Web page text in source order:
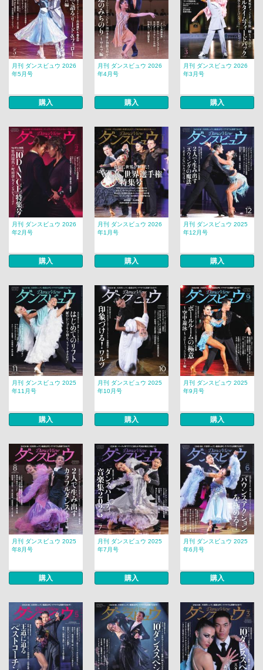
月刊 ダンスビュウ 2026
年5月号
購入
月刊 ダンスビュウ 2026
年4月号
購入
月刊 ダンスビュウ 2026
年3月号
購入
月刊 ダンスビュウ 2026
年2月号
購入
月刊 ダンスビュウ 2026
年1月号
購入
月刊 ダンスビュウ 2025
年12月号
購入
月刊 ダンスビュウ 2025
年11月号
購入
月刊 ダンスビュウ 2025
年10月号
購入
月刊 ダンスビュウ 2025
年9月号
購入
月刊 ダンスビュウ 2025
年8月号
購入
月刊 ダンスビュウ 2025
年7月号
購入
月刊 ダンスビュウ 2025
年6月号
購入